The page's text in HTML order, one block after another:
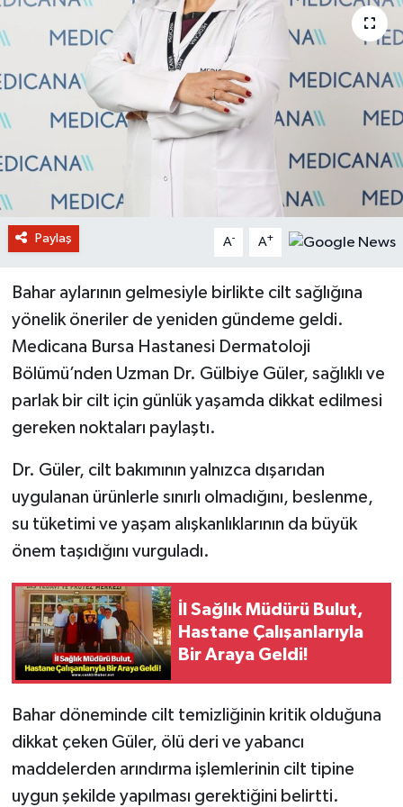
Paylaş A- A+
Bahar aylarının gelmesiyle birlikte cilt sağlığına
yönelik öneriler de yeniden gündeme geldi.
Medicana Bursa Hastanesi Dermatoloji
Bölümü’nden Uzman Dr. Gülbiye Güler, sağlıklı ve
parlak bir cilt için günlük yaşamda dikkat edilmesi
gereken noktaları paylaştı.
Dr. Güler, cilt bakımının yalnızca dışarıdan
uygulanan ürünlerle sınırlı olmadığını, beslenme,
su tüketimi ve yaşam alışkanlıklarının da büyük
önem taşıdığını vurguladı.
İl Sağlık Müdürü Bulut,
Hastane Çalışanlarıyla
Bir Araya Geldi!
Bahar döneminde cilt temizliğinin kritik olduğuna
dikkat çeken Güler, ölü deri ve yabancı
maddelerden arındırma işlemlerinin cilt tipine
uygun şekilde yapılması gerektiğini belirtti.